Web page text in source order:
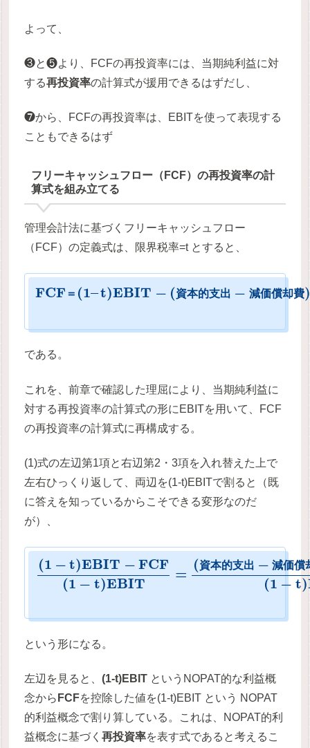
よって、
❸と❺より、FCFの再投資率には、当期純利益に対
する再投資率の計算式が援用できるはずだし、
❼から、FCFの再投資率は、EBITを使って表現する
こともできるはず
フリーキャッシュフロー（FCF）の再投資率の計
算式を組み立てる
管理会計法に基づくフリーキャッシュフロー
（FCF）の定義式は、限界税率=t とすると、
FCF ＝ (1–t)EBIT − (資本的支出 − 減価償却費)
である。
これを、前章で確認した理屈により、当期純利益に
対する再投資率の計算式の形にEBITを用いて、FCF
の再投資率の計算式に再構成する。
(1)式の左辺第1項と右辺第2・3項を入れ替えた上で
左右ひっくり返して、両辺を(1-t)EBITで割ると（既
に答えを知っているからこそできる変形なのだ
が）、
(1 − t)EBIT − FCF
(1 − t)EBIT
=
(資本的支出 − 減価償
(1 − t)
という形になる。
左辺を見ると、(1-t)EBIT というNOPAT的な利益概
念から FCFを控除した値を(1-t)EBIT という NOPAT
的利益概念で割り算している。これは、NOPAT的利
益概念に基づく再投資率を表す式であると考えるこ